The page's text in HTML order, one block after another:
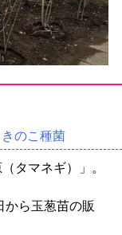
のこ種菌
タマネギ）」。
ら玉葱苗の販